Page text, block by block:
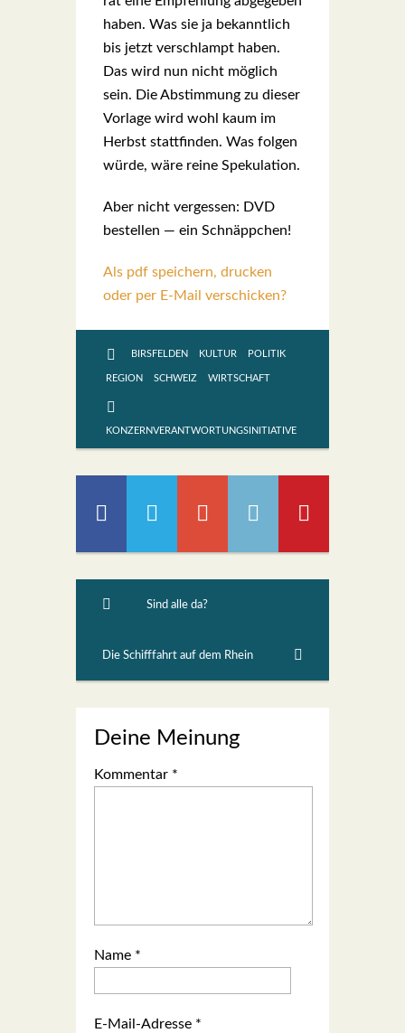
haben. Was sie ja bekannt­lich
bis jetzt ver­schlampt haben.
Das wird nun nicht mög­lich
sein. Die Abstim­mung zu die­ser
Vor­la­ge wird wohl kaum im
Herbst statt­fin­den. Was fol­gen
wür­de, wäre rei­ne Spe­ku­la­ti­on.
Aber nicht ver­ges­sen: DVD
bestel­len — ein Schnäpp­chen!
Als pdf speichern, drucken
oder per E-Mail verschicken?
BIRSFELDEN KULTUR POLITIK
REGION SCHWEIZ WIRTSCHAFT
KONZERNVERANTWORTUNGSINITIATIVE
Sind alle da?
Die Schifffahrt auf dem Rhein
Deine Meinung
Kommentar *
Name *
E-Mail-Adresse *